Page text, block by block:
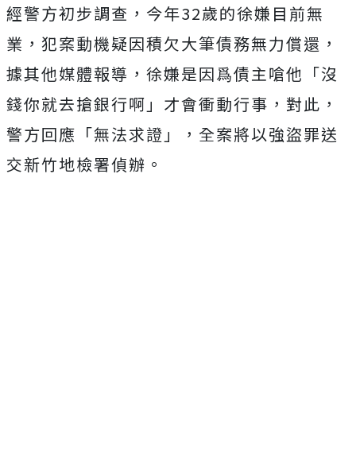
經警方初步調查，今年32歲的徐嫌目前無
業，犯案動機疑因積欠大筆債務無力償還，
據其他媒體報導，徐嫌是因爲債主嗆他「沒
錢你就去搶銀行啊」才會衝動行事，對此，
警方回應「無法求證」，全案將以強盜罪送
交新竹地檢署偵辦。